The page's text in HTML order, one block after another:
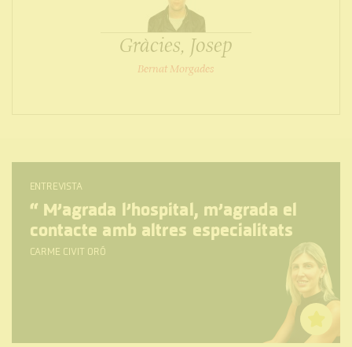
Gràcies, Josep
Bernat Morgades
ENTREVISTA
“ M’agrada l’hospital, m’agrada el
contacte amb altres especialitats
CARME CIVIT ORÓ